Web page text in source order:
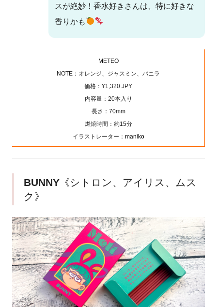
スが絶妙！香水好きさんは、特に好きな
香りかも
METEO
NOTE：オレンジ、ジャスミン、バニラ
価格：¥1,320 JPY
内容量：20本入り
長さ：70mm
燃焼時間：約15分
イラストレーター： maniko
BUNNY《シトロン、アイリス、ムス
ク》